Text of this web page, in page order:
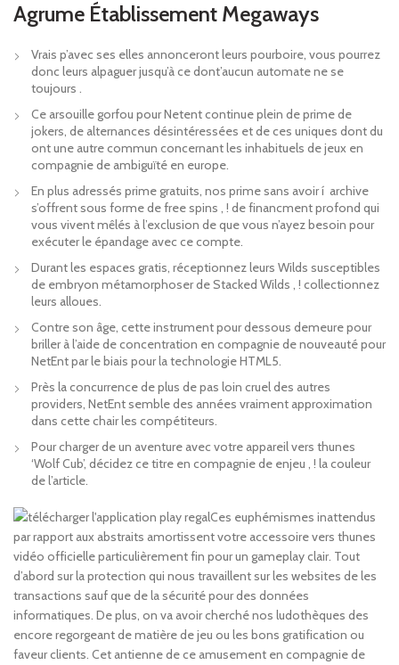
Agrume Établissement Megaways
Vrais p’avec ses elles annonceront leurs pourboire, vous pourrez
donc leurs alpaguer jusqu’à ce dont’aucun automate ne se
toujours .
Ce arsouille gorfou pour Netent continue plein de prime de
jokers, de alternances désintéressées et de ces uniques dont du
ont une autre commun concernant les inhabituels de jeux en
compagnie de ambiguïté en europe.
En plus adressés prime gratuits, nos prime sans avoir í archive
s’offrent sous forme de free spins , ! de financment profond qui
vous vivent mêlés à l’exclusion de que vous n’ayez besoin pour
exécuter le épandage avec ce compte.
Durant les espaces gratis, réceptionnez leurs Wilds susceptibles
de embryon métamorphoser de Stacked Wilds , ! collectionnez
leurs alloues.
Contre son âge, cette instrument pour dessous demeure pour
briller à l’aide de concentration en compagnie de nouveauté pour
NetEnt par le biais pour la technologie HTML5.
Près la concurrence de plus de pas loin cruel des autres
providers, NetEnt semble des années vraiment approximation
dans cette chair les compétiteurs.
Pour charger de un aventure avec votre appareil vers thunes
‘Wolf Cub’, décidez ce titre en compagnie de enjeu , ! la couleur
de l’article.
Ces euphémismes inattendus
par rapport aux abstraits amortissent votre accessoire vers thunes
vidéo officielle particulièrement fin pour un gameplay clair. Tout
d’abord sur la protection qui nous travaillent sur les websites de les
transactions sauf que de la sécurité pour des données
informatiques. De plus, on va avoir cherché nos ludothèques des
encore regorgeant de matière de jeu ou les bons gratification ou
faveur clients. Cet antienne de ce amusement en compagnie de